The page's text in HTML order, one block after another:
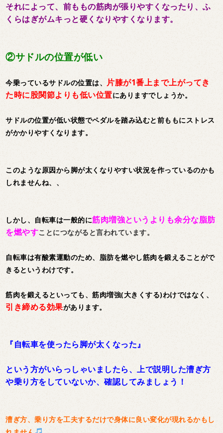
それによって、前ももの筋肉が張りやすくなったり、ふ
くらはぎがムキっと硬くなりやすくなります。
②サドルの位置が低い
今乗っているサドルの位置は、 片膝が1番上まで上がってき
た時に股関節よりも低い位置にありますでしょうか。
サドルの位置が低い状態でペダルを踏み込むと前ももにストレス
がかかりやすくなります。
このような原因から脚が太くなりやすい状況を作っているのかも
しれませんね、、
しかし、自転車は一般的に筋肉増強というよりも余分な脂肪
を燃やすことにつながると言われています。
自転車は有酸素運動のため、脂肪を燃やし筋肉を鍛えることがで
きるというわけです。
筋肉を鍛えるといっても、筋肉増強(大きくする)わけではなく、
引き締める効果があります。
『自転車を使ったら脚が太くなった』
という方がいらっしゃいましたら、上で説明した漕ぎ方
や乗り方をしていないか、確認してみましょう！
漕ぎ方、乗り方を工夫するだけで身体に良い変化が現れるかもし